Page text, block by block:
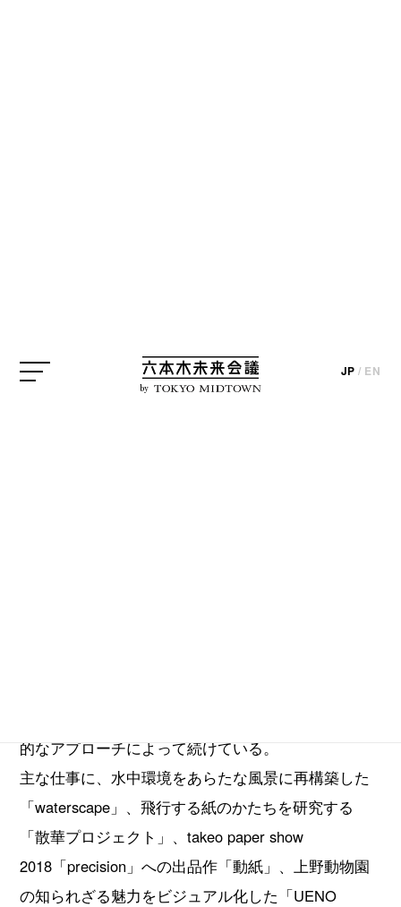
by
JP / EN
的なアプローチによって続けている。
主な仕事に、水中環境をあらたな風景に再構築した
「waterscape」、飛行する紙のかたちを研究する
「散華プロジェクト」、takeo paper show
2018「precision」への出品作「動紙」、上野動物園
の知られざる魅力をビジュアル化した「UENO